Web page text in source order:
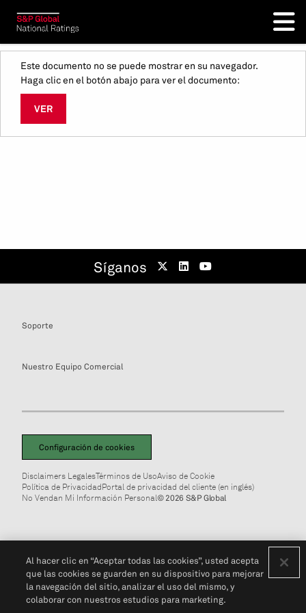
Este documento no se puede mostrar en su navegador.
Haga clic en el botón abajo para ver el documento:
VER
Síganos
Soporte
Nuestro Equipo Comercial
Configuración de cookies
Disclaimers LegalesTérminos de UsoAviso de Cookie
Política de PrivacidadPortal de privacidad del cliente (en inglés)
No Vendan Mi Información Personal© 2026 S&P Global
Al hacer clic en “Aceptar todas las cookies”, usted acepta
que las cookies se guarden en su dispositivo para mejorar
la navegación del sitio, analizar el uso del mismo, y
colaborar con nuestros estudios para marketing.